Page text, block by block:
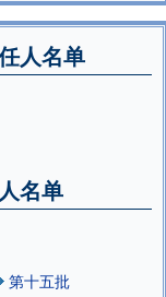
人名单
名单
第十五批